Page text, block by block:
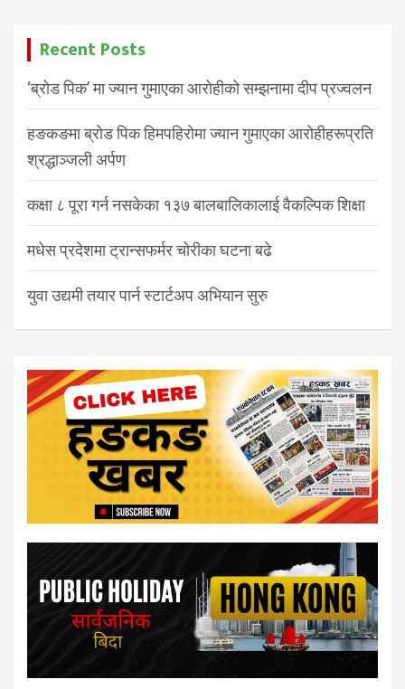
Recent Posts
‘ब्रोड पिक’ मा ज्यान गुमाएका आरोहीको सम्झनामा दीप प्रज्वलन
हङकङमा ब्रोड पिक हिमपहिरोमा ज्यान गुमाएका आरोहीहरूप्रति
श्रद्धाञ्जली अर्पण
कक्षा ८ पूरा गर्न नसकेका १३७ बालबालिकालाई वैकल्पिक शिक्षा
मधेस प्रदेशमा ट्रान्सफर्मर चोरीका घटना बढे
युवा उद्यमी तयार पार्न स्टार्टअप अभियान सुरु